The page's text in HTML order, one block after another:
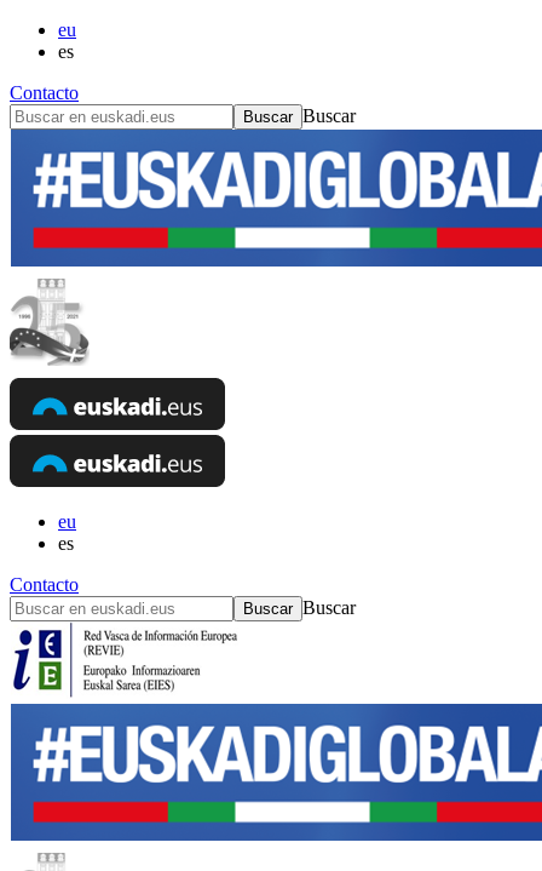
eu
es
Contacto
Buscar
eu
es
Contacto
Buscar